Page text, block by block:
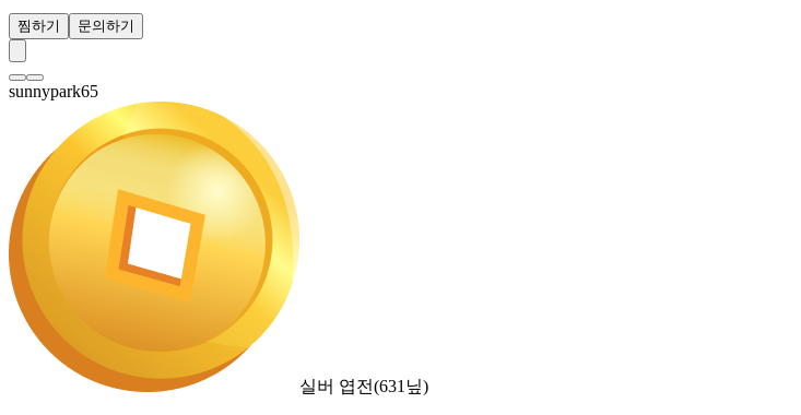
찜하기 문의하기
sunnypark65
실버 엽전(631 닢)